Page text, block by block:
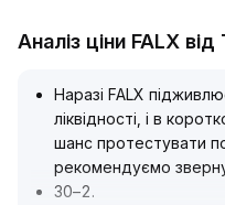
Аналіз ціни FALX
Наразі FALX
ліквідності, і в
шанс протестувати
рекомендуємо
30–2.